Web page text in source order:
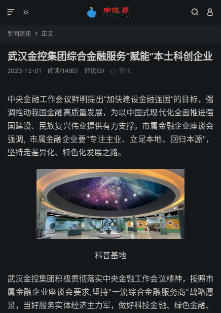
  

新闻资讯  正文
武汉金控集团综合金融服务“赋能”本土科创企业
2023-12-01 阅读(1490) 评论(0)  赞(1 )
中央金融工作会议鲜明提出“加快建设金融强国”的目标，强
调推动我国金融高质量发展，为以中国式现代化全面推进强
国建设、民族复兴伟业提供有力支撑。市属金融企业座谈会
强调, 市属金融企业要“专注主业、立足本地、回归本源”，
坚持走差异化、特色化发展之路。
科普基地
武汉金控集团积极贯彻落实中央金融工作会议精神，按照市
属金融企业座谈会要求,坚持“一流综合金融服务商”战略愿
景，当好服务实体经济主力军，做好科技金融、绿色金融、